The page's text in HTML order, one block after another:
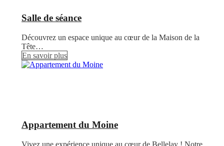
Salle de séance
Découvrez un espace unique au cœur de la Maison de la
Tête…
En savoir plus
Appartement du Moine